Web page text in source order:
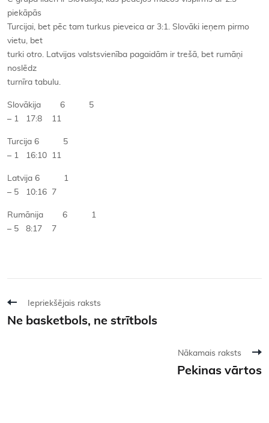
piekāpās
Turcijai, bet pēc tam turkus pieveica ar 3:1. Slovāki ieņem pirmo
vietu, bet
turki otro. Latvijas valstsvienība pagaidām ir trešā, bet rumāņi
noslēdz
turnīra tabulu.
Slovākija 6 5
– 1 17:8 11
Turcija 6 5
– 1 16:10 11
Latvija 6 1
– 5 10:16 7
Rumānija 6 1
– 5 8:17 7
Iepriekšējais raksts
Ne basketbols, ne strītbols
Nākamais raksts
Pekinas vārtos